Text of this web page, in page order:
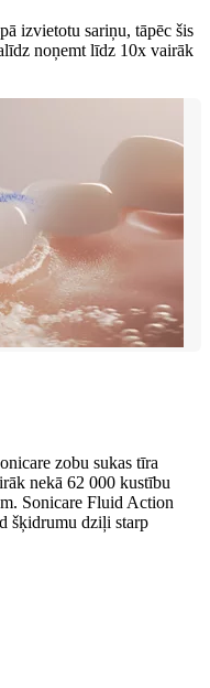
izvietotu sariņu, tāpēc šis
noņemt līdz 10x vairāk
zobu sukas tīra
nekā 62 000 kustību
Sonicare Fluid Action
šķidrumu dziļi starp